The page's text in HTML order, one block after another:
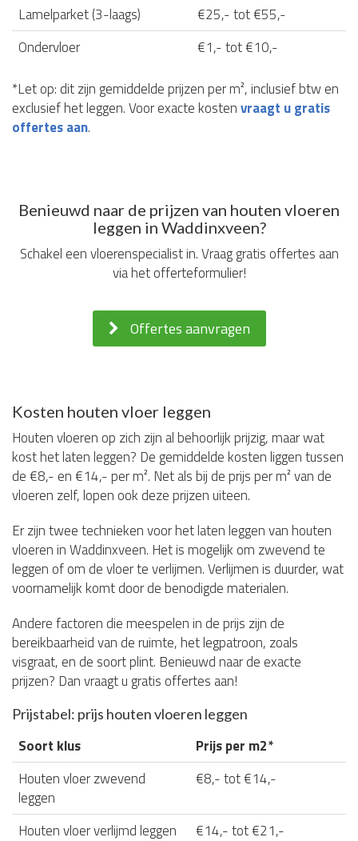
Lamelparket (3-laags)
€25,- tot €55,-
Ondervloer
€1,- tot €10,-
*Let op: dit zijn gemiddelde prijzen per m², inclusief btw en
exclusief het leggen. Voor exacte kostenvraagt u gratis
offertes aan.
Benieuwd naar de prijzen van houten vloeren
leggen in Waddinxveen?
Schakel een vloerenspecialist in. Vraag gratis offertes aan
via het offerteformulier!
Offertes aanvragen
Kosten houten vloer leggen
Houten vloeren op zich zijn al behoorlijk prijzig, maar wat
kost het laten leggen? De gemiddelde kosten liggen tussen
de €8,- en €14,- per m². Net als bij de prijs per m² van de
vloeren zelf, lopen ook deze prijzen uiteen.
Er zijn twee technieken voor het laten leggen van houten
vloeren in Waddinxveen. Het is mogelijk om zwevend te
leggen of om de vloer te verlijmen. Verlijmen is duurder, wat
voornamelijk komt door de benodigde materialen.
Andere factoren die meespelen in de prijs zijn de
bereikbaarheid van de ruimte, het legpatroon, zoals
visgraat, en de soort plint. Benieuwd naar de exacte
prijzen? Dan vraagt u gratis offertes aan!
Prijstabel: prijs houten vloeren leggen
Soort klus
Prijs per m2*
Houten vloer zwevend
leggen
€8,- tot €14,-
Houten vloer verlijmd leggen
€14,- tot €21,-